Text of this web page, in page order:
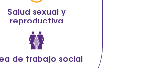
Salud sexual y
reproductiva
de trabajo social